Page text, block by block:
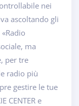
nei
ascoltando gli
ma
per tre
radio più
gestire le tue
CENTER e